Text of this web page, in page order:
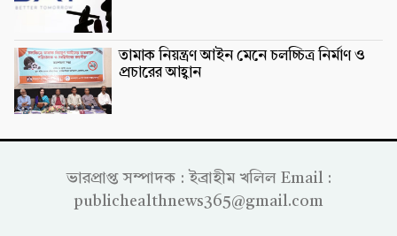
তামাক নিয়ন্ত্রণ আইন মেনে চলচ্চিত্র নির্মাণ ও
প্রচারের আহ্বান
ভারপ্রাপ্ত সম্পাদক : ইব্রাহীম খলিল Email :
publichealthnews365@gmail.com